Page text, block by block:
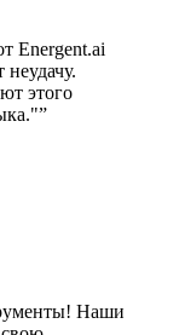
Energent.ai
неудачу.
этого
”
Наши